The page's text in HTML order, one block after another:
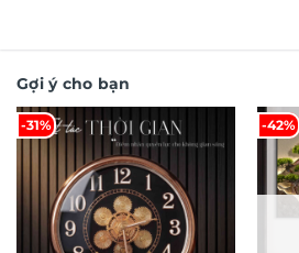
Gợi ý cho bạn
-31% -42%